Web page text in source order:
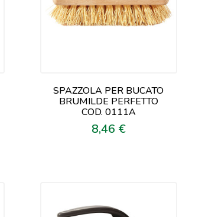
SPAZZOLA PER BUCATO
BRUMILDE PERFETTO
COD. 0111A
Prezzo
8,46 €